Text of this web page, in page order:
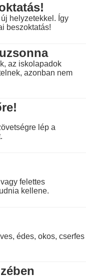
helyzetekkel. Így
beszoktatás!
az iskolapadok
azonban nem
lép a
felettes
kellene.
édes, okos, cserfes